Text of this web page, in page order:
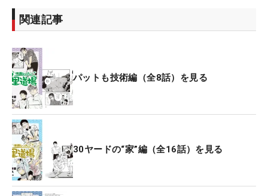
関連記事
パットも技術編（全8話）を見る
30ヤードの“家”編（全16話）を見る